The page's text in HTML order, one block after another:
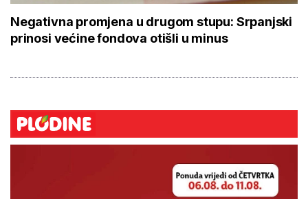
Negativna promjena u drugom stupu: Srpanjski
prinosi većine fondova otišli u minus